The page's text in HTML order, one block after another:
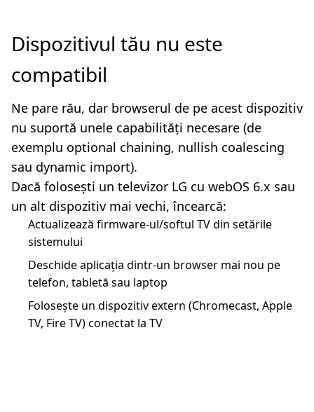
Dispozitivul tău nu este
compatibil
Ne pare rău, dar browserul de pe acest dispozitiv
nu suportă unele capabilități necesare (de
exemplu optional chaining, nullish coalescing
sau dynamic import).
Dacă folosești un televizor LG cu webOS 6.x sau
un alt dispozitiv mai vechi, încearcă:
Actualizează firmware-ul/softul TV din setările
sistemului
Deschide aplicația dintr-un browser mai nou pe
telefon, tabletă sau laptop
Folosește un dispozitiv extern (Chromecast, Apple
TV, Fire TV) conectat la TV